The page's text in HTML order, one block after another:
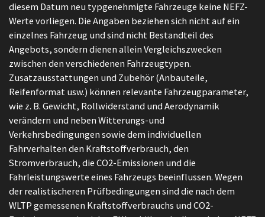
diesem Datum neu typgenehmigte Fahrzeuge keine NEFZ-
Werte vorliegen. Die Angaben beziehen sich nicht auf ein
einzelnes Fahrzeug und sind nicht Bestandteil des
Angebots, sondern dienen allein Vergleichszwecken
zwischen den verschiedenen Fahrzeugtypen.
Zusatzausstattungen und Zubehör (Anbauteile,
Reifenformat usw.) können relevante Fahrzeugparameter,
wie z. B. Gewicht, Rollwiderstand und Aerodynamik
verändern und neben Witterungs-und
Verkehrsbedingungen sowie dem individuellen
Fahrverhalten den Kraftstoffverbrauch, den
Stromverbrauch, die CO2-Emissionen und die
Fahrleistungswerte eines Fahrzeugs beeinflussen. Wegen
der realistischeren Prüfbedingungen sind die nach dem
WLTP gemessenen Kraftstoffverbrauchs und CO2-